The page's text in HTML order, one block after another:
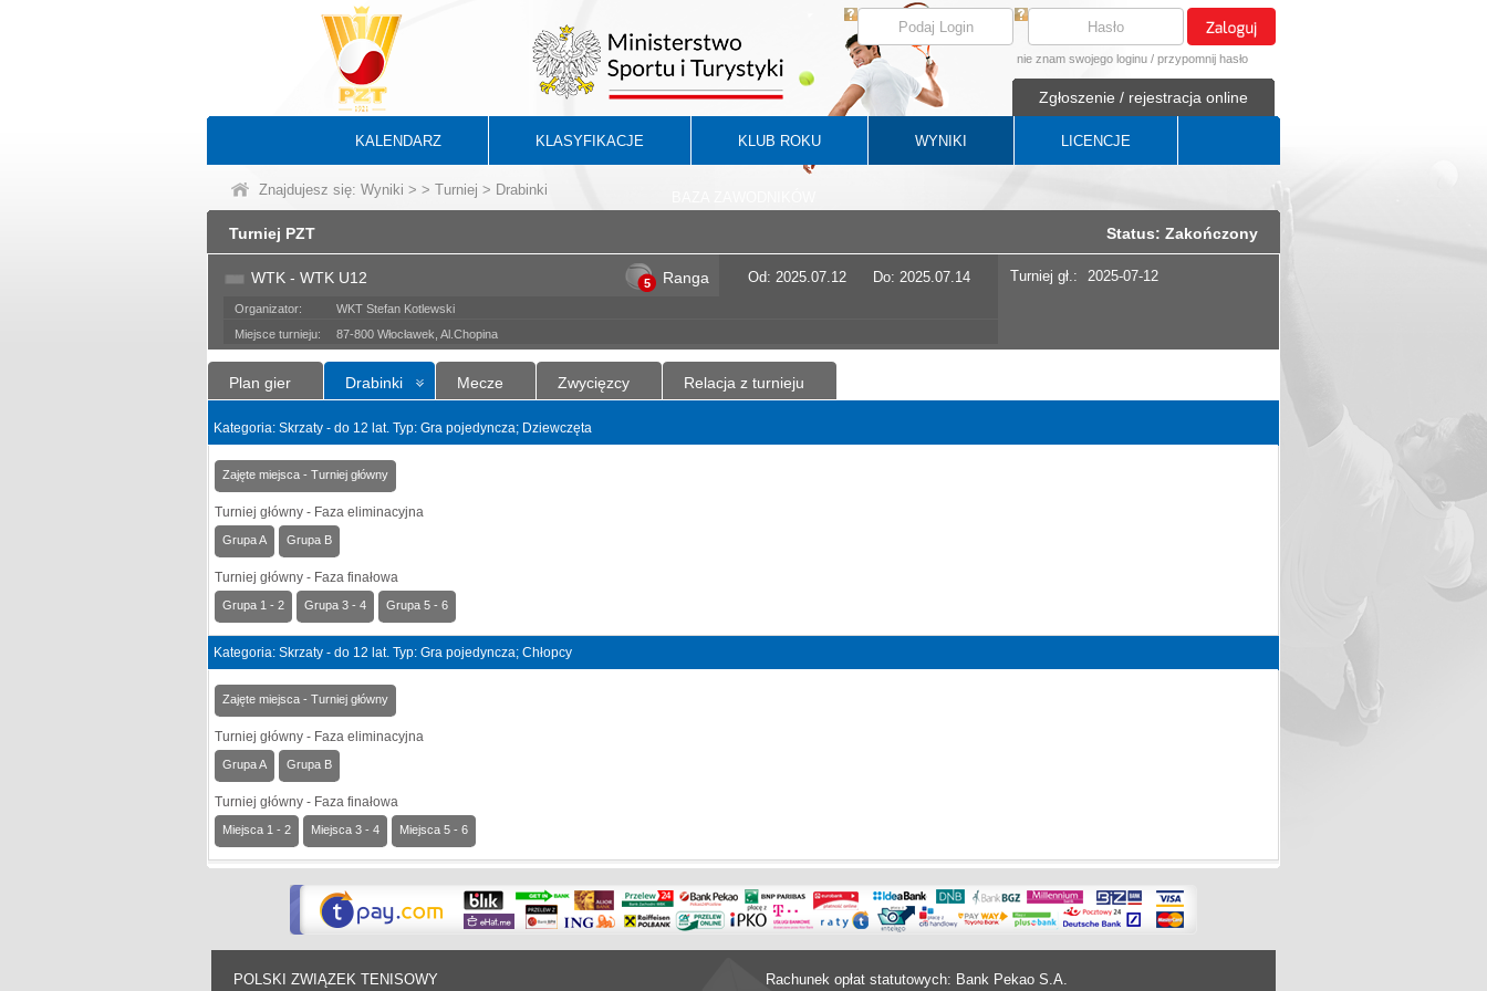
nie znam swojego loginu / przypomnij hasło
Zgłoszenie / rejestracja online
KALENDARZ KLASYFIKACJE KLUB ROKU WYNIKI LICENCJE
Znajdujesz się: Wyniki > > Turniej > Drabinki
Turniej PZT Status: Zakończony
WTK - WTK U12 5 Ranga Od: 2025.07.12 Do: 2025.07.14
Organizator:
WKT Stefan Kotlewski
Miejsce turnieju:
87-800 Włocławek, Al.Chopina
Turniej gł.: 2025-07-12
Plan gier Drabinki Mecze Zwycięzcy Relacja z turnieju
Kategoria: Skrzaty - do 12 lat. Typ: Gra pojedyncza; Dziewczęta
Zajęte miejsca - Turniej główny
Turniej główny - Faza eliminacyjna
Grupa A Grupa B
Turniej główny - Faza finałowa
Grupa 1 - 2 Grupa 3 - 4 Grupa 5 - 6
Kategoria: Skrzaty - do 12 lat. Typ: Gra pojedyncza; Chłopcy
Zajęte miejsca - Turniej główny
Turniej główny - Faza eliminacyjna
Grupa A Grupa B
Turniej główny - Faza finałowa
Miejsca 1 - 2 Miejsca 3 - 4 Miejsca 5 - 6
POLSKI ZWIĄZEK TENISOWY
Rachunek opłat statutowych: Bank Pekao S.A.